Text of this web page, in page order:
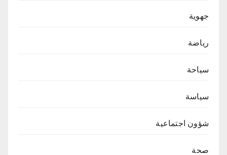
جهوية
رياضة
سياحة
سياسة
شؤون اجتماعية
صحة